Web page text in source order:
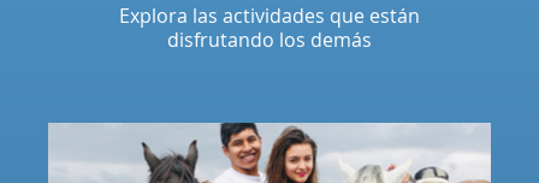
Explora las actividades que están
disfrutando los demás